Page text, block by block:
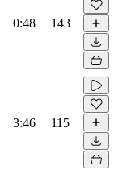
0:48 143
3:46 115